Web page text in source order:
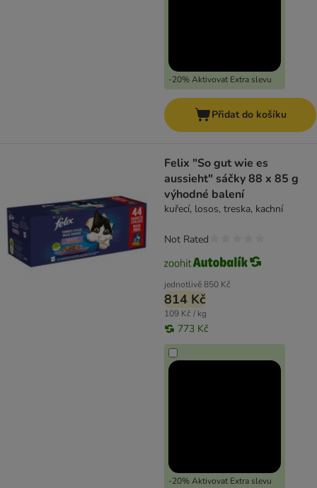
-20% Aktivovat Extra slevu
Přidat do košíku
Felix "So gut wie es
aussieht" sáčky 88 x 85 g
výhodné balení
kuřecí, losos, treska, kachní
jednotlivě850 Kč
814 Kč
109 Kč / kg
773 Kč
-20% Aktivovat Extra slevu
Not Rated